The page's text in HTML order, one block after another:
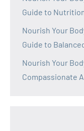
Guide to
Nourish Your
Guide to
Nourish Your
Compassionate